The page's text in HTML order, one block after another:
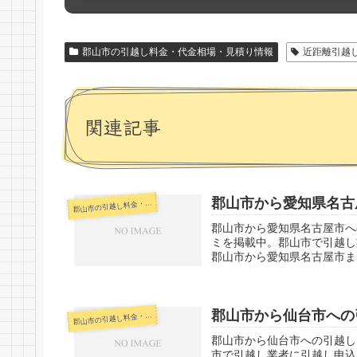
郡山市の引越し料金・代金相場・見積り情報 近距離引越
関連記事
郡 山市の引越し料金・代金相場・見積り情報 郡山市から愛知県名
郡山市から愛知県名古屋市
ミを掲載中。郡山市で引越
郡山市から愛知県名古屋市
郡 山市の引越し料金・代金相場・見積り情報 郡山市から仙台市へ
郡山市から仙台市への引越